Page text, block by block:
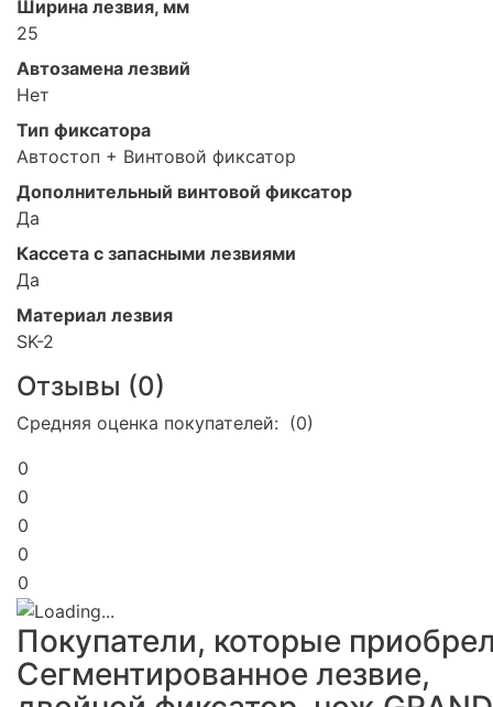
Ширина лезвия, мм
25
Автозамена лезвий
Нет
Тип фиксатора
Автостоп + Винтовой фиксатор
Дополнительный винтовой фиксатор
Да
Кассета с запасными лезвиями
Да
Материал лезвия
SK-2
Отзывы (0)
Средняя оценка покупателей: (0)
0
0
0
0
0
Покупатели, которые
Сегментированное лезвие,